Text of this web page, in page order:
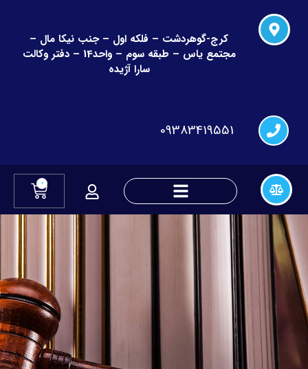
کرج-گوهردشت – فلکه اول – جنب نیکا مال –
مجتمع یاس – طبقه سوم – واحد14 – دفتر وکالت
سارا آژیده
09383419551
0